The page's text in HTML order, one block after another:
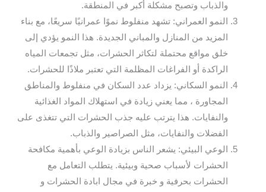
والذباب وتصبح مشكلة أكبر في المنطقة.
النمو العمراني: تشهد منفلوط نموًا عمرانيًا سريعًا، مع بناء
المزيد من المنازل والمباني الجديدة. هذا النمو يؤدي إلى
خلق مواقع محتملة لتكاثر الحشرات، مثل تجمعات المياه
الراكدة أو الفراغات المظلمة التي تعتبر ملاذًا للحشرات.
النمو السكاني: يزداد عدد السكان في منفلوط والمناطق
المجاورة ، مما يعني زيادة في استهلاك المواد الغذائية
والنفايات. هذا يترتب عليه جذب الحشرات التي تتغذى على
الفضلات والنفايات، مثل الصراصير والذباب.
الوعي البيئي: يشعر الناس بزيادة الوعي بأهمية مكافحة
الحشرات لأسباب صحية وبيئية. يتطلب التعامل مع
الحشرات بحرفية و خبرة في مجال ابادة الحشرات و